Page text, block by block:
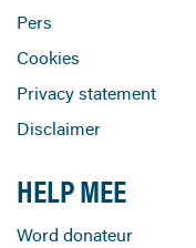
Pers
Cookies
Privacy statement
Disclaimer
HELP MEE
Word donateur